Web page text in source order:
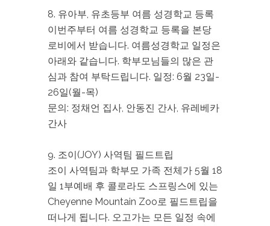
8. 유아부, 유초등부 여름 성경학교 등록
이번주부터 여름 성경학교 등록을 본당
로비에서 받습니다. 여름성경학교 일정은
아래와 같습니다. 학부모님들의 많은 관
심과 참여 부탁드립니다. 일정: 6월 23일-
26일(월-목)
문의: 정채언 집사, 안동진 간사, 유레베카
간사
9. 조이(JOY) 사역팀 필드트립
조이 사역팀과 학부모 가족 전체가 5월 18
일 1부예배 후 콜로라도 스프링스에 있는
Cheyenne Mountain Zoo로 필드트립을
떠나게 됩니다. 오고가는 모든 일정 속에